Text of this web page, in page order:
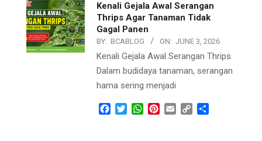
Kenali Gejala Awal Serangan
Thrips Agar Tanaman Tidak
Gagal Panen
BY: BCABLOG ON: JUNE 3, 2026
Kenali Gejala Awal Serangan Thrips
Dalam budidaya tanaman, serangan
hama sering menjadi
Facebook
TwitterWhatsApp
Pinterest
Email Copy